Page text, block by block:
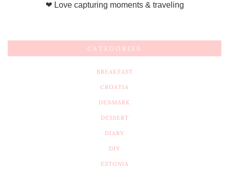
❤ Love capturing moments & traveling
CATEGORIES
BREAKFAST
CROATIA
DENMARK
DESSERT
DIARY
DIY
ESTONIA